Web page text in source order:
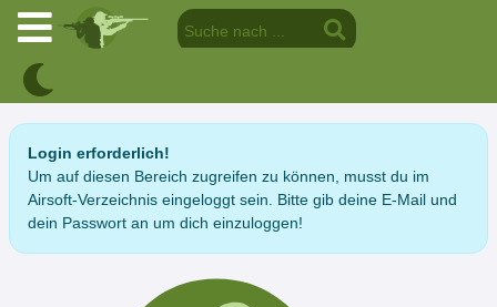
Login erforderlich!
Um auf diesen Bereich zugreifen zu können, musst du im
Airsoft-Verzeichnis eingeloggt sein. Bitte gib deine E-Mail und
dein Passwort an um dich einzuloggen!